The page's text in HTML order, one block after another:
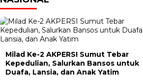
Milad Ke-2 AKPERSI Sumut Tebar
Kepedulian, Salurkan Bansos untuk
Duafa, Lansia, dan Anak Yatim